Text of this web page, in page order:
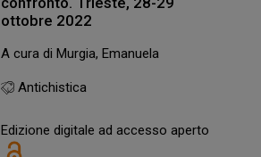
ottobre 2022
A cura di Murgia, Emanuela
Antichistica
Edizione digitale ad accesso aperto